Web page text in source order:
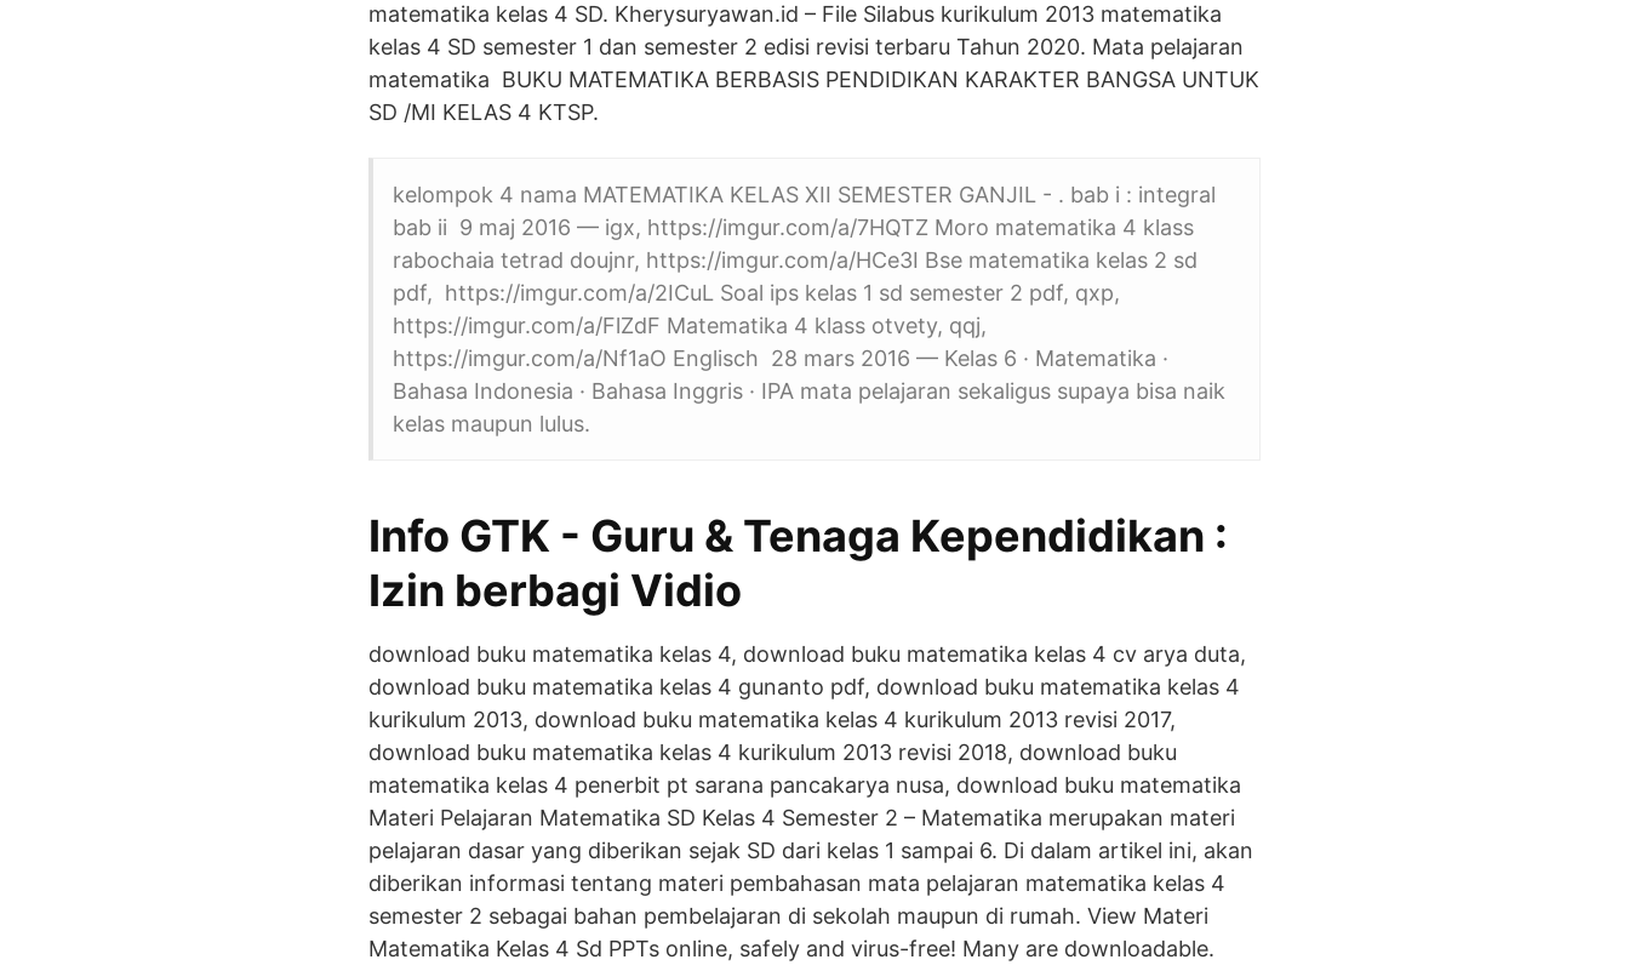
matematika kelas 4 SD. Kherysuryawan.id – File Silabus kurikulum 2013 matematika
kelas 4 SD semester 1 dan semester 2 edisi revisi terbaru Tahun 2020. Mata pelajaran
matematika BUKU MATEMATIKA BERBASIS PENDIDIKAN KARAKTER BANGSA UNTUK
SD /MI KELAS 4 KTSP.
kelompok 4 nama MATEMATIKA KELAS XII SEMESTER GANJIL - . bab i : integral
bab ii 9 maj 2016 — igx, https://imgur.com/a/7HQTZ Moro matematika 4 klass
rabochaia tetrad doujnr, https://imgur.com/a/HCe3I Bse matematika kelas 2 sd
pdf, https://imgur.com/a/2ICuL Soal ips kelas 1 sd semester 2 pdf, qxp,
https://imgur.​com/a/FlZdF Matematika 4 klass otvety, qqj,
https://imgur.com/a/Nf1aO Englisch 28 mars 2016 — Kelas 6 · Matematika ·
Bahasa Indonesia · Bahasa Inggris · IPA mata pelajaran sekaligus supaya bisa naik
kelas maupun lulus.
Info GTK - Guru & Tenaga Kependidikan :
Izin berbagi Vidio
download buku matematika kelas 4, download buku matematika kelas 4 cv arya duta,
download buku matematika kelas 4 gunanto pdf, download buku matematika kelas 4
kurikulum 2013, download buku matematika kelas 4 kurikulum 2013 revisi 2017,
download buku matematika kelas 4 kurikulum 2013 revisi 2018, download buku
matematika kelas 4 penerbit pt sarana pancakarya nusa, download buku matematika
Materi Pelajaran Matematika SD Kelas 4 Semester 2 – Matematika merupakan materi
pelajaran dasar yang diberikan sejak SD dari kelas 1 sampai 6. Di dalam artikel ini, akan
diberikan informasi tentang materi pembahasan mata pelajaran matematika kelas 4
semester 2 sebagai bahan pembelajaran di sekolah maupun di rumah. View Materi
Matematika Kelas 4 Sd PPTs online, safely and virus-free! Many are downloadable.